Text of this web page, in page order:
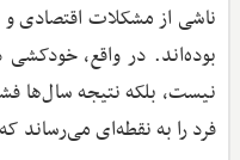
ناشی از مشکلات اقتصادی و
بوده‌اند. در واقع،
نیست، بلکه نتیجه سال‌ها
فرد را به نقطه‌ای می‌رساند